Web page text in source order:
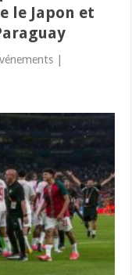
le Japon et
|